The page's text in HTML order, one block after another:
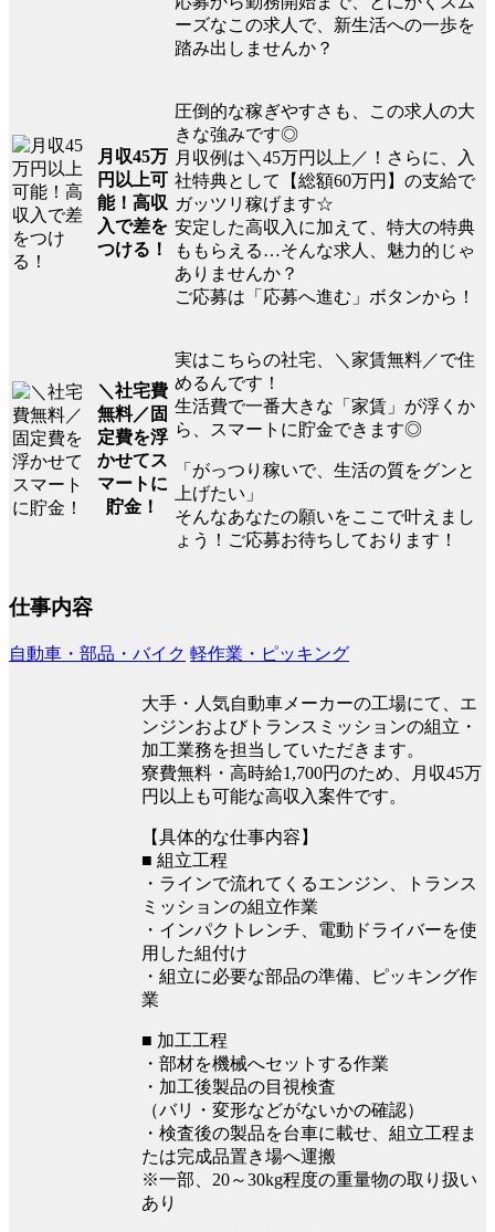
ーズなこの求人で、新生活への一歩を
踏み出しませんか？
月収45万
円以上可
能！高収
入で差を
つける！
圧倒的な稼ぎやすさも、この求人の大
きな強みです◎
月収例は＼45万円以上／！さらに、入
社特典として【総額60万円】の支給で
ガッツリ稼げます☆
安定した高収入に加えて、特大の特典
ももらえる…そんな求人、魅力的じゃ
ありませんか？
ご応募は「応募へ進む」ボタンから！
＼社宅費
無料／固
定費を浮
かせてス
マートに
貯金！
実はこちらの社宅、＼家賃無料／で住
めるんです！
生活費で一番大きな「家賃」が浮くか
ら、スマートに貯金できます◎
「がっつり稼いで、生活の質をグンと
上げたい」
そんなあなたの願いをここで叶えまし
ょう！ご応募お待ちしております！
仕事内容
自動車・部品・バイク 軽作業・ピッキング
大手・人気自動車メーカーの工場にて、エ
ンジンおよびトランスミッションの組立・
加工業務を担当していただきます。
寮費無料・高時給1,700円のため、月収45万
円以上も可能な高収入案件です。
【具体的な仕事内容】
■ 組立工程
・ラインで流れてくるエンジン、トランス
ミッションの組立作業
・インパクトレンチ、電動ドライバーを使
用した組付け
・組立に必要な部品の準備、ピッキング作
業
■ 加工工程
・部材を機械へセットする作業
・加工後製品の目視検査
（バリ・変形などがないかの確認）
・検査後の製品を台車に載せ、組立工程ま
たは完成品置き場へ運搬
※一部、20～30kg程度の重量物の取り扱い
あり